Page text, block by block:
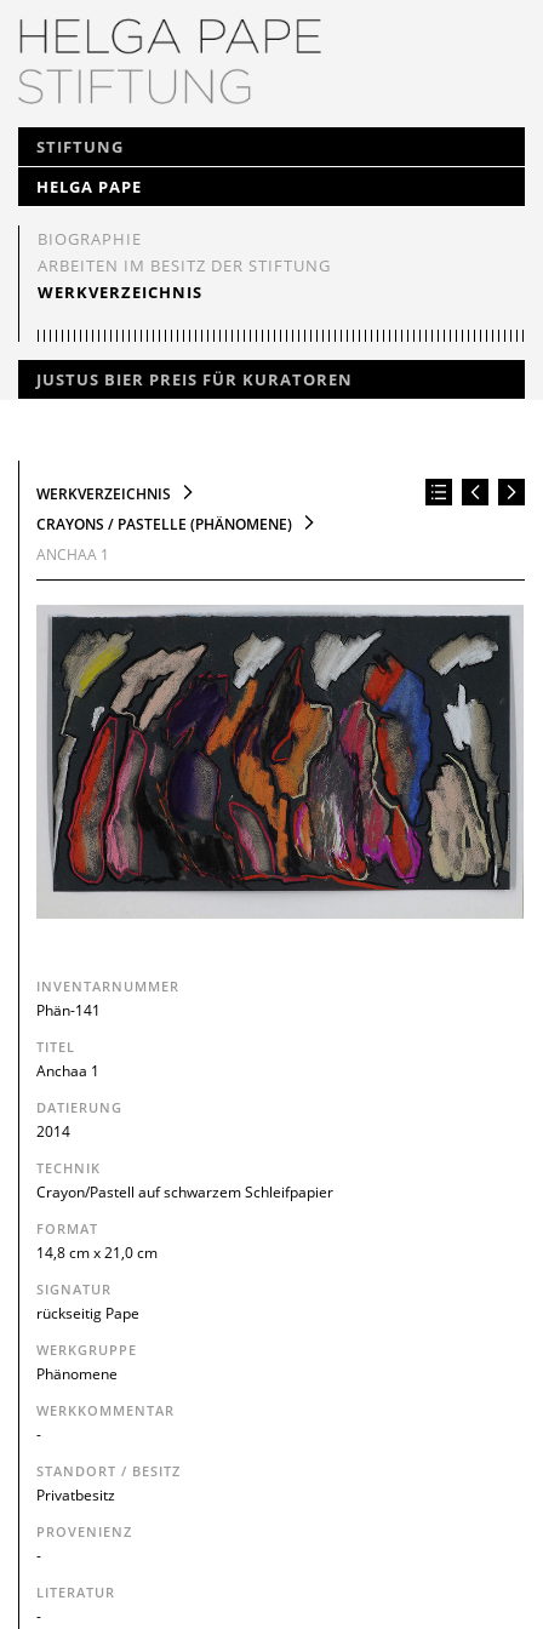
NAVIGATION
ÜBERSPRINGEN
STIFTUNG
HELGA PAPE
BIOGRAPHIE
ARBEITEN IM BESITZ DER STIFTUNG
WERKVERZEICHNIS
JUSTUS BIER PREIS FÜR KURATOREN
WERKVERZEICHNIS
CRAYONS / PASTELLE (PHÄNOMENE)
ANCHAA 1
INVENTARNUMMER
Phän-141
TITEL
Anchaa 1
DATIERUNG
2014
TECHNIK
Crayon/Pastell auf schwarzem Schleifpapier
FORMAT
14,8 cm x 21,0 cm
SIGNATUR
rückseitig Pape
WERKGRUPPE
Phänomene
WERKKOMMENTAR
-
STANDORT / BESITZ
Privatbesitz
PROVENIENZ
-
LITERATUR
-